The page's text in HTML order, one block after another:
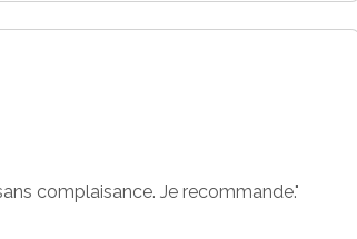
complaisance. Je recommande."